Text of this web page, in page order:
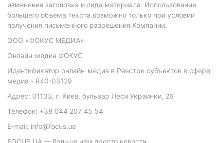
изменения заголовка и лида материала. Использование
большего объема текста возможно только при условии
получения письменного разрешения Компании.
ООО «ФОКУС МЕДИА»
Онлайн-медиа ФОКУС
Идентификатор онлайн-медиа в Реестре субъектов в сфере
медиа - R40-03129
Адрес: 01133, г. Киев, бульвар Леси Украинки, 26
Телефон: +38 044 207 45 54
E-mail: info@focus.ua